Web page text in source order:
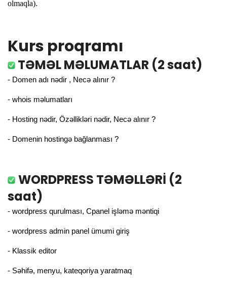
olmaqla).
Kurs proqramı
TƏMƏL MƏLUMATLAR (2 saat)
- Domen adı nədir , Necə alınır ?
- whois məlumatları
- Hosting nədir, Özəllikləri nədir, Necə alınır ?
- Domenin hostingə bağlanması ?
WORDPRESS TƏMƏLLƏRİ (2
saat)
- wordpress qurulması, Cpanel işləmə məntiqi
- wordpress admin panel ümumi giriş
- Klassik editor
- Səhifə, menyu, kateqoriya yaratmaq